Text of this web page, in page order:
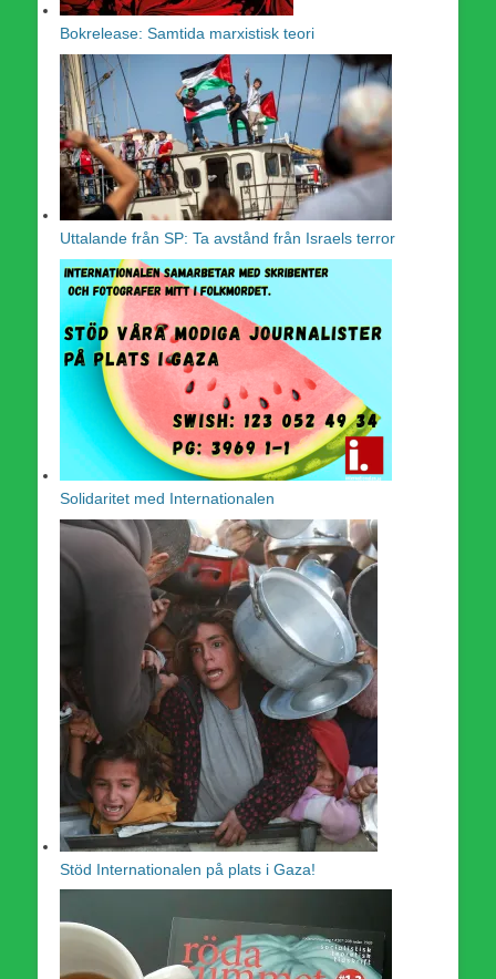
Bokrelease: Samtida marxistisk teori
Uttalande från SP: Ta avstånd från Israels terror
Solidaritet med Internationalen
Stöd Internationalen på plats i Gaza!